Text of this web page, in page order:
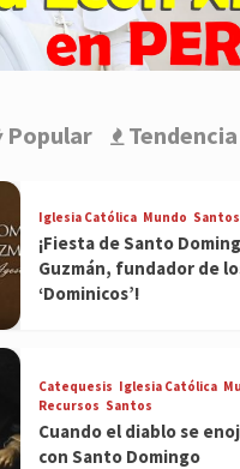
Popular Tendencia
Iglesia Católica Mundo Santos
¡Fiesta de Santo
Guzmán, fundador de
‘Dominicos’!
Catequesis Iglesia Católica
Recursos Santos
Cuando el diablo se
con Santo Domingo